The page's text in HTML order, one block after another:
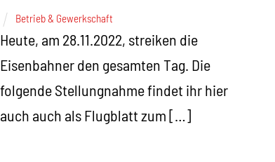
Betrieb & Gewerkschaft
Heute, am 28.11.2022, streiken die
Eisenbahner den gesamten Tag. Die
folgende Stellungnahme findet ihr hier
auch auch als Flugblatt zum […]